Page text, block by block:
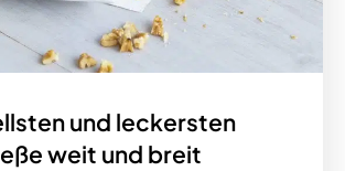
und leckersten
weit und breit